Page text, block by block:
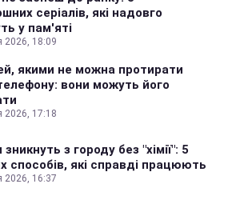
серіалів, які надовго
у пам'яті
2026, 18:09
якими не можна протирати
вони можуть його
2026, 17:18
з городу без "хімії": 5
способів, які справді працюють
2026, 16:37